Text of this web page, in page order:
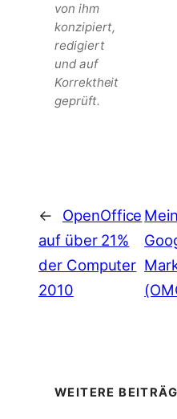
von ihm
konzipiert,
redigiert
und auf
Korrektheit
geprüft.
←
OpenOffice
auf über 21%
der Computer
2010
WEITERE